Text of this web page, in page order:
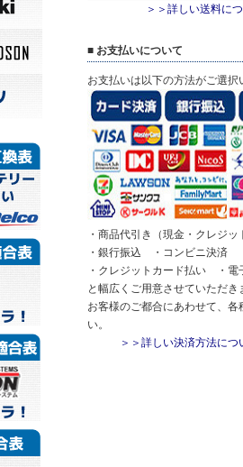
＞＞詳しい送料に
■ お支払いについて
お支払いは以下の方法がご選択
・商品代引き（現金・クレジ
・銀行振込 ・コンビニ決済
・クレジットカード払い ・電
と幅広くご用意させていただき
お客様のご都合にあわせて、
い。
＞＞詳しい決済方法に